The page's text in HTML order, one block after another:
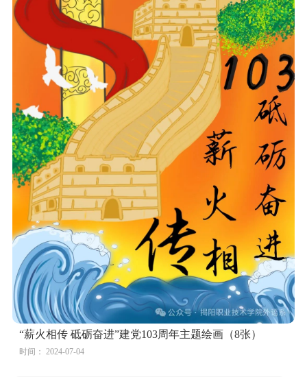
“薪火相传 砥砺奋进”建党103周年主题绘画（8张）
时间： 2024-07-04